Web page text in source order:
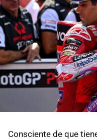
Consciente de que